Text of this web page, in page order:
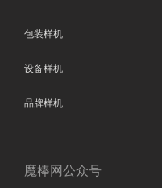
包装样机
设备样机
品牌样机
魔棒网公众号